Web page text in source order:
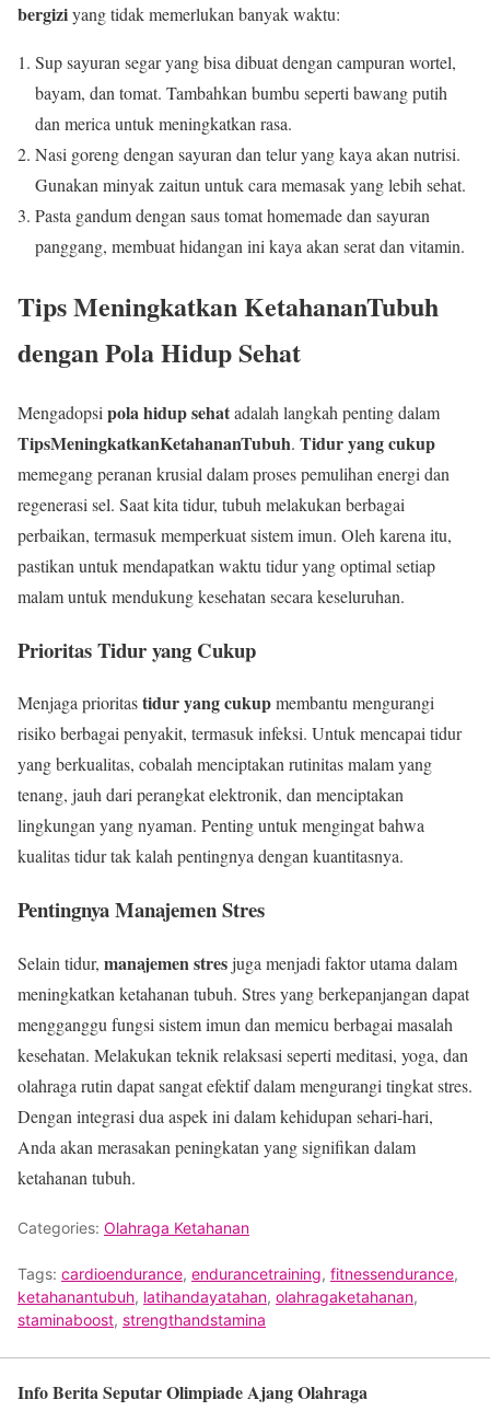
bergiziyang tidak memerlukan banyak waktu:
Sup sayuran segar yang bisa dibuat dengan campuran wortel,
bayam, dan tomat. Tambahkan bumbu seperti bawang putih
dan merica untuk meningkatkan rasa.
Nasi goreng dengan sayuran dan telur yang kaya akan nutrisi.
Gunakan minyak zaitun untuk cara memasak yang lebih sehat.
Pasta gandum dengan saus tomat homemade dan sayuran
panggang, membuat hidangan ini kaya akan serat dan vitamin.
Tips Meningkatkan KetahananTubuh
dengan Pola Hidup Sehat
Mengadopsi pola hidup sehatadalah langkah penting dalam
TipsMeningkatkanKetahananTubuh. Tidur yang cukup
memegang peranan krusial dalam proses pemulihan energi dan
regenerasi sel. Saat kita tidur, tubuh melakukan berbagai
perbaikan, termasuk memperkuat sistem imun. Oleh karena itu,
pastikan untuk mendapatkan waktu tidur yang optimal setiap
malam untuk mendukung kesehatan secara keseluruhan.
Prioritas Tidur yang Cukup
Menjaga prioritastidur yang cukupmembantu mengurangi
risiko berbagai penyakit, termasuk infeksi. Untuk mencapai tidur
yang berkualitas, cobalah menciptakan rutinitas malam yang
tenang, jauh dari perangkat elektronik, dan menciptakan
lingkungan yang nyaman. Penting untuk mengingat bahwa
kualitas tidur tak kalah pentingnya dengan kuantitasnya.
Pentingnya Manajemen Stres
Selain tidur, manajemen stresjuga menjadi faktor utama dalam
meningkatkan ketahanan tubuh. Stres yang berkepanjangan dapat
mengganggu fungsi sistem imun dan memicu berbagai masalah
kesehatan. Melakukan teknik relaksasi seperti meditasi, yoga, dan
olahraga rutin dapat sangat efektif dalam mengurangi tingkat stres.
Dengan integrasi dua aspek ini dalam kehidupan sehari-hari,
Anda akan merasakan peningkatan yang signifikan dalam
ketahanan tubuh.
Categories: Olahraga Ketahanan
Tags: cardioendurance, endurancetraining, fitnessendurance,
ketahanantubuh, latihandayatahan, olahragaketahanan,
staminaboost, strengthandstamina
Info Berita Seputar Olimpiade Ajang Olahraga